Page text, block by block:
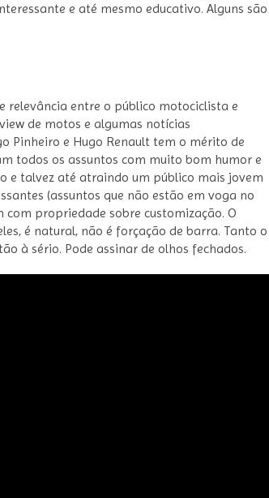
e até mesmo educativo. Alguns são
relevância entre o público motociclista e
de motos e algumas notícias
Pinheiro e Hugo Renault tem o mérito de
todos os assuntos com muito bom humor e
e talvez até atraindo um público mais jovem
(assuntos que não estão em voga no
propriedade sobre customização. O
é natural, não é forçação de barra. Tanto o
à sério. Pode assinar de olhos fechados.